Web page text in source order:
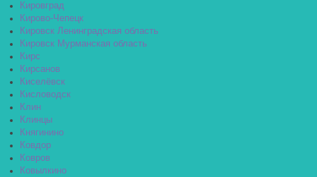
Кировград
Кирово-Чепецк
Кировск Ленинградская область
Кировск Мурманская область
Кирс
Кирсанов
Киселёвск
Кисловодск
Клин
Клинцы
Княгинино
Ковдор
Ковров
Ковылкино